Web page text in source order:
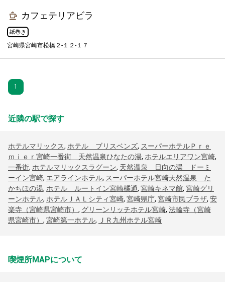
カフェテリアビラ
紙巻き
宮崎県宮崎市松橋２-１２-１７
1
近隣の駅で探す
ホテルマリックス, ホテル ブリスベンズ, スーパーホテルＰｒｅ
ｍｉｅｒ宮崎一番街 天然温泉ひなたの湯, ホテルエリアワン宮崎,
一番街, ホテルマリックスラグーン, 天然温泉 日向の湯 ドーミ
ーイン宮崎, エアラインホテル, スーパーホテル宮崎天然温泉 た
かちほの湯, ホテル ルートイン宮崎橘通, 宮崎キネマ館, 宮崎グリ
ーンホテル, ホテルＪＡＬシティ宮崎, 宮崎県庁, 宮崎市民プラザ, 安
楽寺（宮崎県宮崎市） , グリーンリッチホテル宮崎, 法輪寺（宮崎
県宮崎市） , 宮崎第一ホテル, ＪＲ九州ホテル宮崎
喫煙所MAPについて